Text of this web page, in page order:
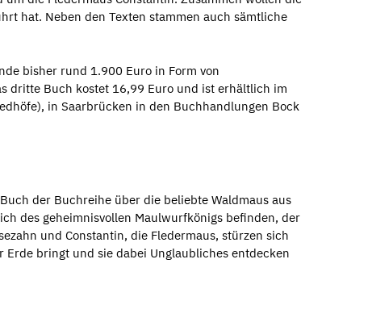
hat. Neben den Texten stammen auch sämtliche
bisher rund 1.900 Euro in Form von
dritte Buch kostet 16,99 Euro und ist erhältlich im
in Saarbrücken in den Buchhandlungen Bock
der Buchreihe über die beliebte Waldmaus aus
des geheimnisvollen Maulwurfkönigs befinden, der
und Constantin, die Fledermaus, stürzen sich
bringt und sie dabei Unglaubliches entdecken